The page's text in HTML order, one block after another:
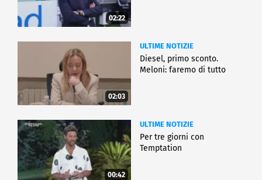
02:22
02:03
ULTIME NOTIZIE
Diesel, primo sconto.
Meloni: faremo di tutto
00:42
ULTIME NOTIZIE
Per tre giorni con
Temptation